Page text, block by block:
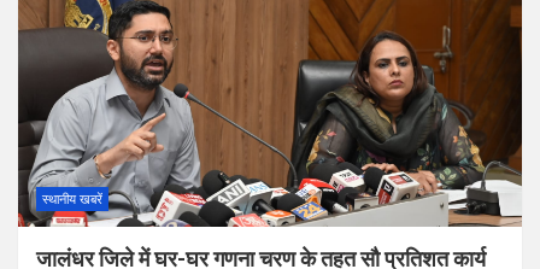
स्थानीय खबरें
जालंधर जिले में घर-घर गणना चरण के तहत सौ प्रतिशत कार्य